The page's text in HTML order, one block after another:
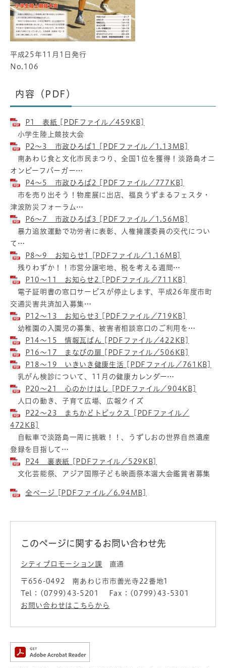
平成25年11月1日発行
No.106
内容（PDF）
P1 表紙 [PDFファイル／459KB]
小学生陸上競技大会
P2～3 市政ひろば1 [PDFファイル／1.13MB]
南あわじ食と文化市民まつり、全国1位を獲得！淡路島オニ
オンビーフバーガー…
P4～5 市政ひろば2 [PDFファイル／777KB]
市を売り出そう！物産展に出店、福良うずまるフェスタ・
津波防災フォーラム…
P6～7 市政ひろば3 [PDFファイル／1.56MB]
暴力追放運動で功労者に表彰、人権擁護委員の交代につい
て…
P8～9 お知らせ1 [PDFファイル／1.16MB]
残りわずか！！市営分譲宅地、税を考える週間…
P10～11 お知らせ2 [PDFファイル／711KB]
電子証明書の窓口サービスが停止します、平成26年度市町
交通災害共済加入募集…
P12～13 お知らせ3 [PDFファイル／719KB]
幼稚園の入園児の募集、被害者相談窓口のご利用を…
P14～15 情報瓦ばん [PDFファイル／422KB]
P16～17 まなびの扉 [PDFファイル／506KB]
P18～19 いきいき健康生活 [PDFファイル／761KB]
乳がん検診について、11月の健康カレンダー…
P20～21 心のかけはし [PDFファイル／904KB]
人口の動き、子育て広場、広報クイズ
P22～23 まちかどトピックス [PDFファイル／
472KB]
自転車で淡路島一周に挑戦！！、うずしおの世界自然遺産
登録を目指して…
P24 裏表紙 [PDFファイル／529KB]
文化芸能祭、アジア国際子ども映画祭本選大会鑑賞者募集
全ページ [PDFファイル／6.94MB]
このページに関するお問い合わせ先
シティプロモーション課 直通
〒656-0492
南あわじ市市善光寺22番地1
Tel：(0799)43-5201
Fax：(0799)43-5301
お問い合わせはこちらから